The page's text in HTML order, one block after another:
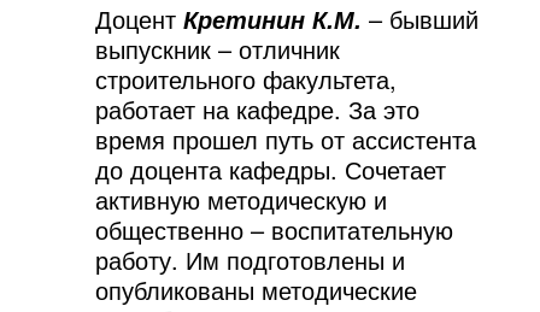
Доцент Кретинин К.М. – бывший
выпускник – отличник
строительного факультета,
работает на кафедре. За это
время прошел путь от ассистента
до доцента кафедры. Сочетает
активную методическую и
общественно – воспитательную
работу. Им подготовлены и
опубликованы методические